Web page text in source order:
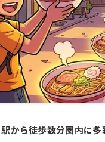
駅から徒歩数分圏内に